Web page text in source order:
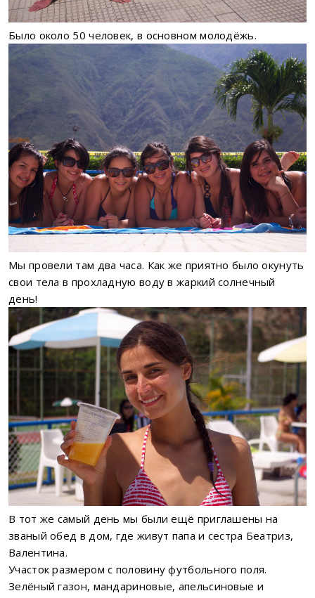
Было около 50 человек, в основном молодёжь.
Мы провели там два часа. Как же приятно было окунуть
свои тела в прохладную воду в жаркий солнечный
день!
В тот же самый день мы были ещё приглашены на
званый обед в дом, где живут папа и сестра Беатриз,
Валентина.
Участок размером с половину футбольного поля.
Зелёный газон, мандариновые, апельсиновые и